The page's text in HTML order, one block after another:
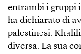
entrambi i gruppi
ha dichiarato di
palestinesi.
diversa. La sua